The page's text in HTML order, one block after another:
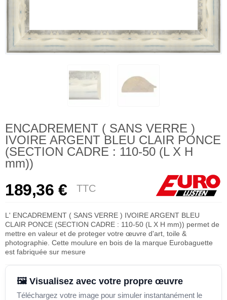
ENCADREMENT ( SANS VERRE )
IVOIRE ARGENT BLEU CLAIR PONCE
(SECTION CADRE : 110-50 (L X H
mm))
189,36 € TTC
L' ENCADREMENT ( SANS VERRE ) IVOIRE ARGENT BLEU
CLAIR PONCE (SECTION CADRE : 110-50 (L X H mm)) permet de
mettre en valeur et de proteger votre œuvre d'art, toile &
photographie. Cette moulure en bois de la marque Eurobaguette
est fabriquée sur mesure
🖼️ Visualisez avec votre propre œuvre
Téléchargez votre image pour simuler instantanément le